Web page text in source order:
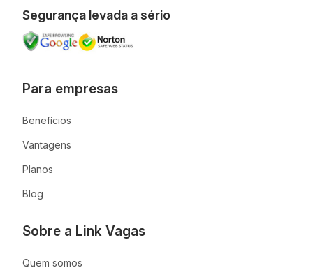
Segurança levada a sério
Para empresas
Benefícios
Vantagens
Planos
Blog
Sobre a Link Vagas
Quem somos